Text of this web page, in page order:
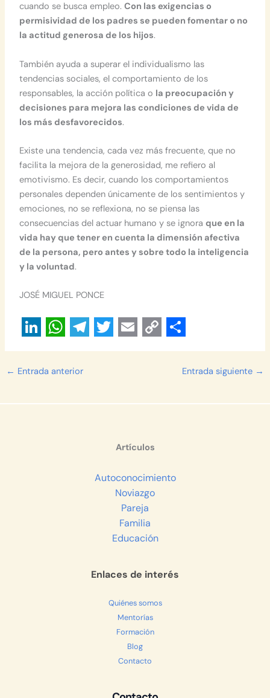
cuando se busca empleo. Con las exigencias o
permisividad de los padres se pueden fomentar o no
la actitud generosa de los hijos.
También ayuda a superar el individualismo las
tendencias sociales, el comportamiento de los
responsables, la acción política o la preocupación y
decisiones para mejora las condiciones de vida de
los más desfavorecidos.
Existe una tendencia, cada vez más frecuente, que no
facilita la mejora de la generosidad, me refiero al
emotivismo. Es decir, cuando los comportamientos
personales dependen únicamente de los sentimientos y
emociones, no se reflexiona, no se piensa las
consecuencias del actuar humano y se ignora que en la
vida hay que tener en cuenta la dimensión afectiva
de la persona, pero antes y sobre todo la inteligencia
y la voluntad.
JOSÉ MIGUEL PONCE
L
i
k
W
h
t
T
e
e
T
t
E
i
C
y
i
k
S
r
← Entrada anterior Entrada siguiente →
Artículos
Autoconocimiento
Noviazgo
Pareja
Familia
Educación
Enlaces de interés
Quiénes somos
Mentorías
Formación
Blog
Contacto